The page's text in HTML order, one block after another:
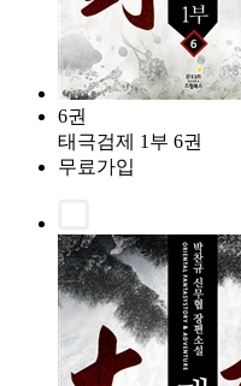
6권
태극검제 1부 6권
무료가입